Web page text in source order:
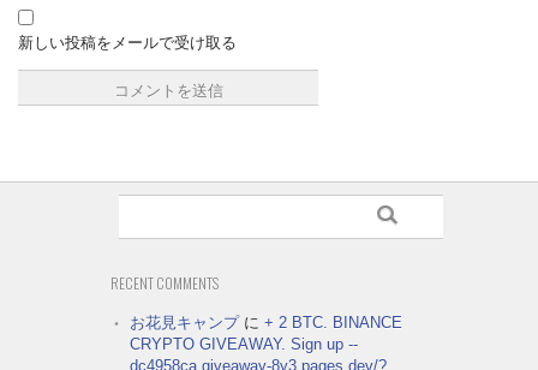
新しい投稿をメールで受け取る
RECENT COMMENTS
お花見キャンプに + 2 BTC. BINANCE
CRYPTO GIVEAWAY. Sign up --
dc4958ca.giveaway-8y3.pages.dev/?